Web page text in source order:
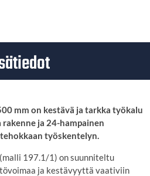
mm on kestävä ja tarkka työkalu
ja 24-hampainen
työskentelyn.
197.1/1) on suunniteltu
ja kestävyyttä vaativiin